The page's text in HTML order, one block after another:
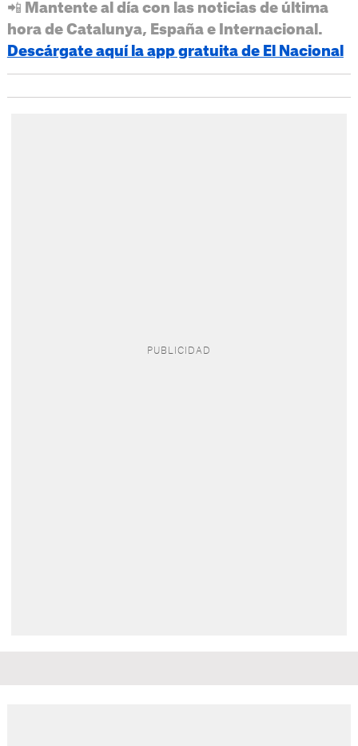
📲 Mantente al día con las noticias de última
hora de Catalunya, España e Internacional.
Descárgate aquí la app gratuita de El Nacional